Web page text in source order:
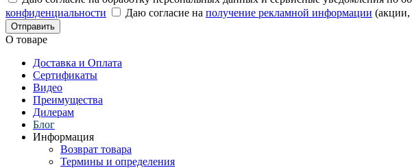
конфиденциальности
Даю согласие на получение рекламной информации
Отправить
О товаре
Доставка и Оплата
Сертификаты
Видео
Преимущества
Дилерам
Блог
Информация
Возврат товара
Термины и определения